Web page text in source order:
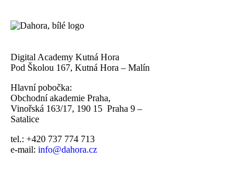
Digital Academy Kutná Hora
Pod Školou 167, Kutná Hora – Malín
Hlavní pobočka:
Obchodní akademie Praha,
Vinořská 163/17, 190 15 Praha 9 –
Satalice
tel.: +420 737 774 713
e-mail: info@dahora.cz